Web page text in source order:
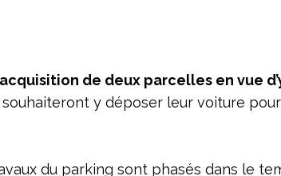
de deux parcelles en vue
y déposer leur voiture
du parking sont phasés dans le